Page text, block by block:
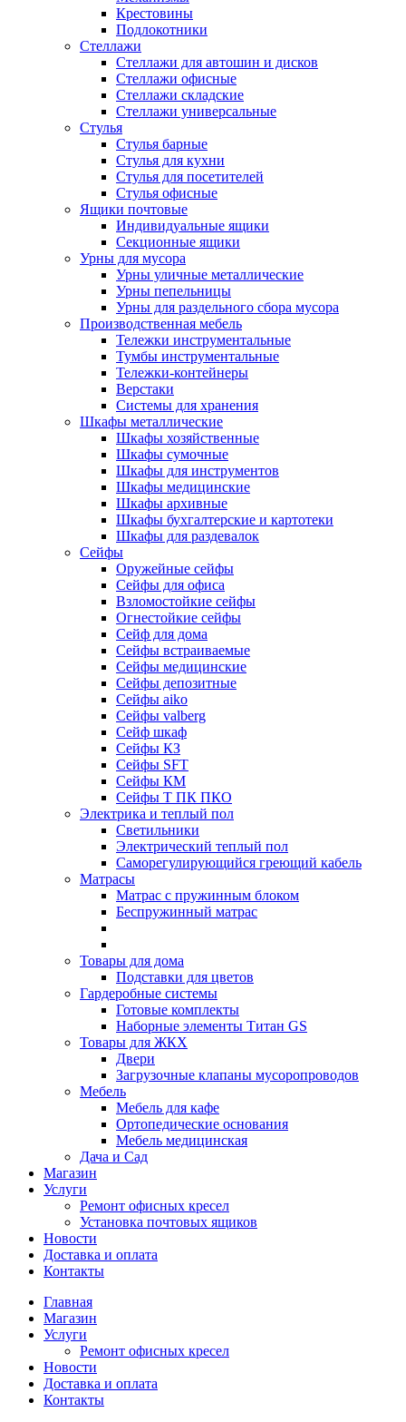
Крестовины
Подлокотники
Стеллажи
Стеллажи для автошин и дисков
Стеллажи офисные
Стеллажи складские
Стеллажи универсальные
Стулья
Стулья барные
Стулья для кухни
Стулья для посетителей
Стулья офисные
Ящики почтовые
Индивидуальные ящики
Секционные ящики
Урны для мусора
Урны уличные металлические
Урны пепельницы
Урны для раздельного сбора мусора
Производственная мебель
Тележки инструментальные
Тумбы инструментальные
Тележки-контейнеры
Верстаки
Системы для хранения
Шкафы металлические
Шкафы хозяйственные
Шкафы сумочные
Шкафы для инструментов
Шкафы медицинские
Шкафы архивные
Шкафы бухгалтерские и картотеки
Шкафы для раздевалок
Сейфы
Оружейные сейфы
Сейфы для офиса
Взломостойкие сейфы
Огнестойкие сейфы
Cейф для дома
Сейфы встраиваемые
Сейфы медицинские
Сейфы депозитные
Сейфы aiko
Сейфы valberg
Сейф шкаф
Сейфы КЗ
Сейфы SFT
Сейфы КМ
Сейфы Т ПК ПКО
Электрика и теплый пол
Светильники
Электрический теплый пол
Саморегулирующийся греющий кабель
Матрасы
Матрас с пружинным блоком
Беспружинный матрас
Товары для дома
Подставки для цветов
Гардеробные системы
Готовые комплекты
Наборные элементы Титан GS
Товары для ЖКХ
Двери
Загрузочные клапаны мусоропроводов
Мебель
Мебель для кафе
Ортопедические основания
Мебель медицинская
Дача и Сад
Магазин
Услуги
Ремонт офисных кресел
Установка почтовых ящиков
Новости
Доставка и оплата
Контакты
Главная
Магазин
Услуги
Ремонт офисных кресел
Новости
Доставка и оплата
Контакты